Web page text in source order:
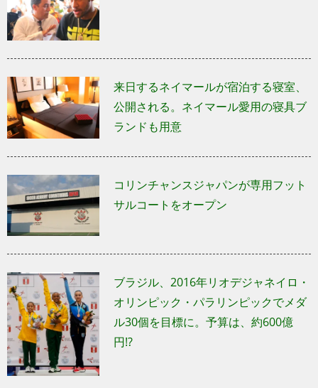
来日するネイマールが宿泊する寝室、
公開される。ネイマール愛用の寝具ブ
ランドも用意
コリンチャンスジャパンが専用フット
サルコートをオープン
ブラジル、2016年リオデジャネイロ・
オリンピック・パラリンピックでメダ
ル30個を目標に。予算は、約600億
円!?